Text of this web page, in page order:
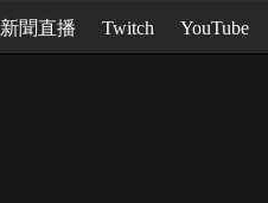
新聞直播 Twitch YouTube